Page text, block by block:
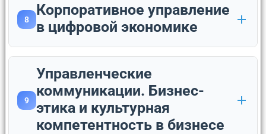
8
Корпоративное управление
в цифровой экономике
9
Управленческие
коммуникации. Бизнес-
этика и культурная
компетентность в бизнесе